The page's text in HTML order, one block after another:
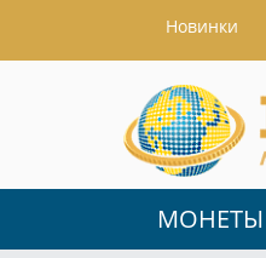
Hовинки
МОНЕТЫ